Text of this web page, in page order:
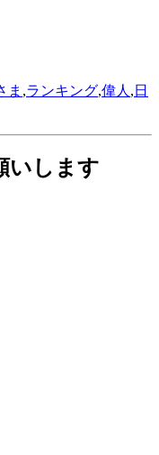
ま ,ランキング,偉人 , 日
いします